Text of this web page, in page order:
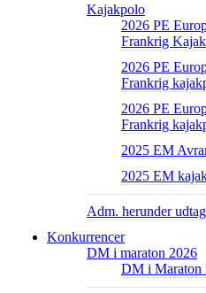
Kajakpolo
2026 PE
Frankrig
2026 PE
Frankrig
2026 PE
Frankrig
2025 EM
2025 EM
Adm. herunder
Konkurrencer
DM i maraton 2026
DM i Maraton